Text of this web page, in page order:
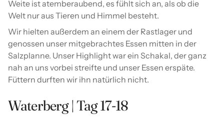
Weite ist atemberaubend, es fühlt sich an, als ob die
Welt nur aus Tieren und Himmel besteht.
Wir hielten außerdem an einem der Rastlager und
genossen unser mitgebrachtes Essen mitten in der
Salzplanne. Unser Highlight war ein Schakal, der ganz
nah an uns vorbei streifte und unser Essen erspäte.
Füttern durften wir ihn natürlich nicht.
Waterberg | Tag 17-18